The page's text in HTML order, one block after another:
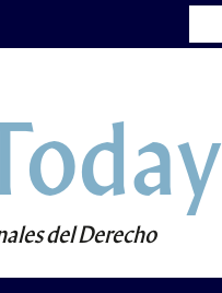
del Derecho